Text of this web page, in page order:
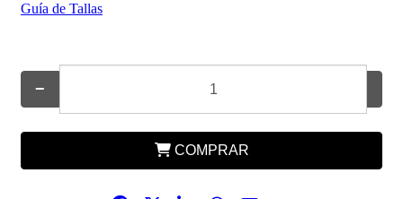
Guía de Tallas
−
COMPRAR